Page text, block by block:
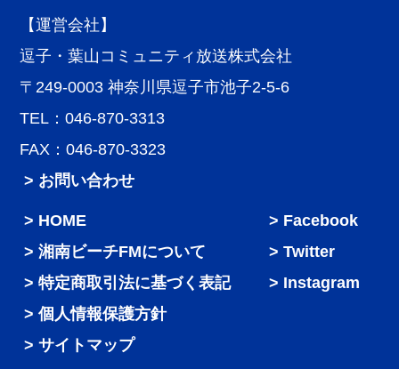
【運営会社】
逗子・葉山コミュニティ放送株式会社
〒249-0003 神奈川県逗子市池子2-5-6
TEL：046-870-3313
FAX：046-870-3323
> お問い合わせ
HOME
湘南ビーチFMについて
特定商取引法に基づく表記
個人情報保護方針
サイトマップ
Facebook
Twitter
Instagram